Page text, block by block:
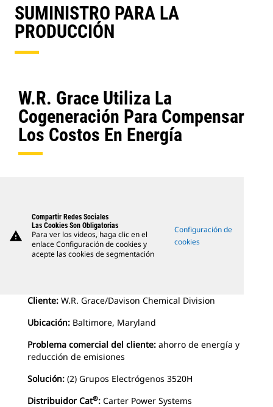
SUMINISTRO PARA LA
PRODUCCIÓN
W.R. Grace Utiliza La
Cogeneración Para Compensar
Los Costos En Energía
warning
Compartir Redes Sociales
Las Cookies Son Obligatorias
Para ver los videos, haga clic en el
enlace Configuración de cookies y
acepte las cookies de segmentación
Configuración de
cookies
Cliente: W.R. Grace/Davison Chemical Division
Ubicación: Baltimore, Maryland
Problema comercial del cliente: ahorro de energía y
reducción de emisiones
Solución: (2) Grupos Electrógenos 3520H
Distribuidor Cat®: Carter Power Systems